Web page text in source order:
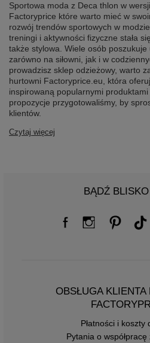
Sportowa moda z Deca thlon w
Factoryprice które warto mieć w
rozwój trendów sportowych w
treningi i aktywności fizyczne stała
także stylowa. Wiele osób
zarówno na siłowni, jak i w
prowadzisz sklep odzieżowy, warto
hurtowni Factoryprice.eu, która
inspirowaną popularnymi
propozycje przygotowaliśmy, by
klientów.
Czytaj więcej
BĄDŹ
OBSŁUGA KLIENTA
Płatności i koszty
Pytania o